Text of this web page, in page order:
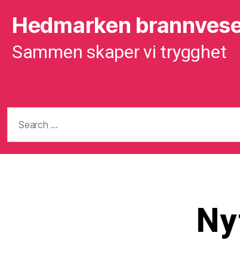
Hedmarken
Sammen skaper vi trygghet
for: